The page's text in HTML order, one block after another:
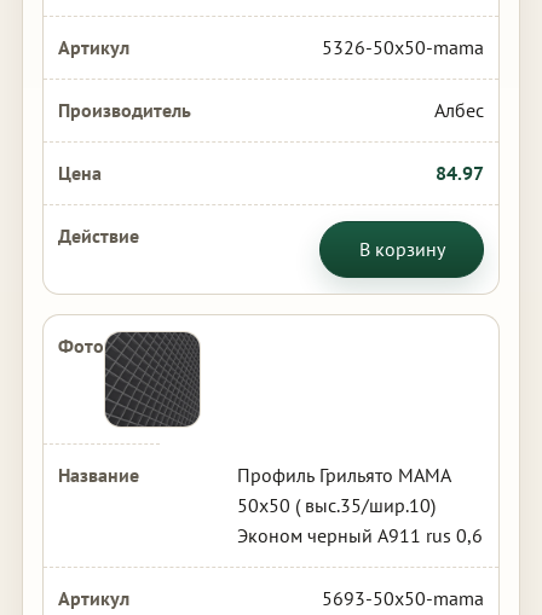
5326-50x50-mama
Албес
84.97
В корзину
Профиль Грильято МАМА
50х50 ( выс.35/шир.10)
Эконом черный А911 rus 0,6
5693-50x50-mama